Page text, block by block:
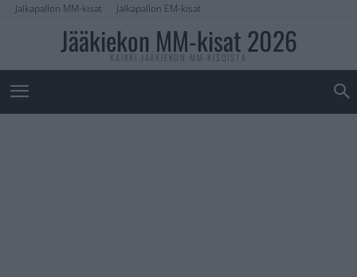
Jalkapallon MM-kisat Jalkapallon EM-kisat
Jääkiekon MM-kisat 2026
KAIKKI JÄÄKIEKON MM-KISOISTA